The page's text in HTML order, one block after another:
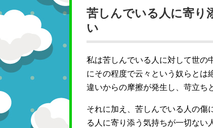
苦しんでいる人に寄り
い
私は苦しんでいる人に対して世の
にその程度で云々という奴らとは
違いからの摩擦が発生し、苛立ち
それに加え、苦しんでいる人の傷
る人に寄り添う気持ちが一切ない